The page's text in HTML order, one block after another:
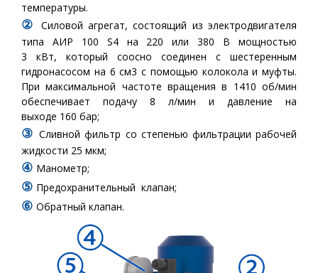
температуры.
②
Силовой агрегат, состоящий из электродвигателя
типа АИР 100 S4 на 220 или 380 В мощностью
3 кВт, который соосно соединен с шестеренным
гидронасосом на 6 см3 с помощью колокола и муфты.
При максимальной частоте вращения в 1410 об/мин
обеспечивает подачу 8 л/мин и давление на
выходе 160 бар;
③Сливной фильтр со степенью фильтрации рабочей
жидкости 25 мкм;
④ Манометр;
⑤ Предохранительный клапан;
⑥ Обратный клапан.